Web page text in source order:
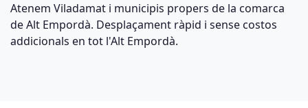
Atenem Viladamat i municipis propers de la comarca
de Alt Empordà. Desplaçament ràpid i sense costos
addicionals en tot l'Alt Empordà.